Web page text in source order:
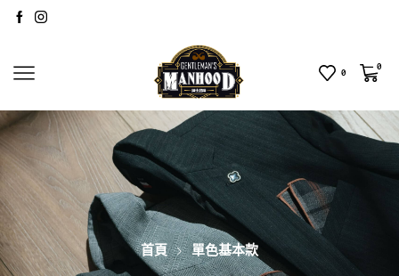
0
0
首頁 單色基本款